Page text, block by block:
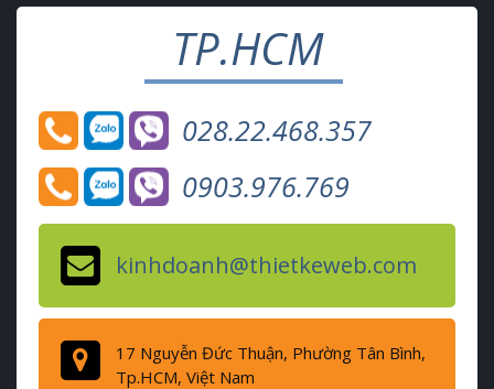
TP.HCM
028.22.468.357
0903.976.769
kinhdoanh@thietkeweb.com
17 Nguyễn Đức Thuận, Phường Tân Bình,
Tp.HCM, Việt Nam